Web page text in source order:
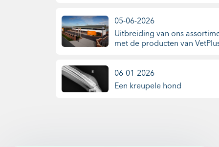
05-06-2026
Uitbreiding van ons
met de producten van
06-01-2026
Een kreupele hond